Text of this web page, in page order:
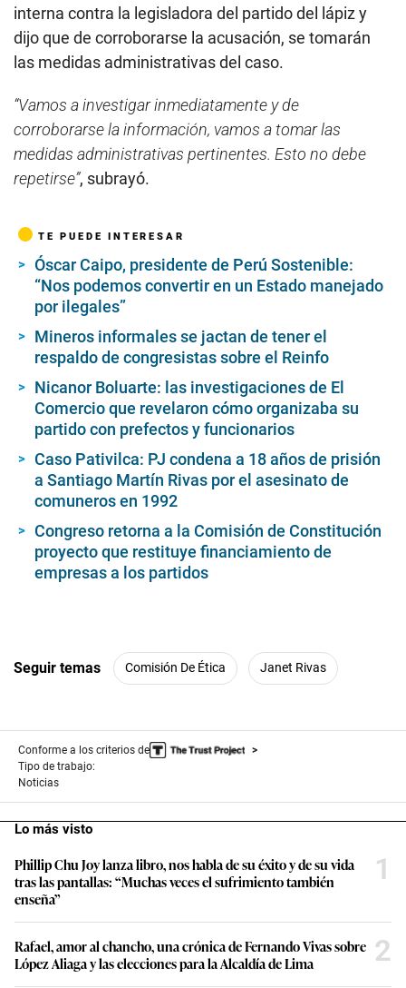
interna contra la legisladora del partido del lápiz y
dijo que de corroborarse la acusación, se tomarán
las medidas administrativas del caso.
“Vamos a investigar inmediatamente y de
corroborarse la información, vamos a tomar las
medidas administrativas pertinentes. Esto no debe
repetirse”, subrayó.
TE PUEDE INTERESAR
Óscar Caipo, presidente de Perú Sostenible:
“Nos podemos convertir en un Estado manejado
por ilegales”
Mineros informales se jactan de tener el
respaldo de congresistas sobre el Reinfo
Nicanor Boluarte: las investigaciones de El
Comercio que revelaron cómo organizaba su
partido con prefectos y funcionarios
Caso Pativilca: PJ condena a 18 años de prisión
a Santiago Martín Rivas por el asesinato de
comuneros en 1992
Congreso retorna a la Comisión de Constitución
proyecto que restituye financiamiento de
empresas a los partidos
Seguir temas Comisión De Ética Janet Rivas
Conforme a los criterios de
Tipo de trabajo:
Noticias
Lo más visto
Phillip Chu Joy lanza libro, nos habla de su éxito y de su vida
tras las pantallas: “Muchas veces el sufrimiento también
enseña”
1
Rafael, amor al chancho, una crónica de Fernando Vivas sobre
López Aliaga y las elecciones para la Alcaldía de Lima
2